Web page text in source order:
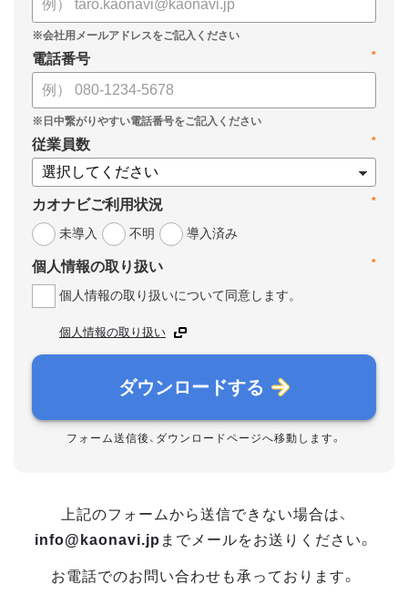
*
電話番号
*
従業員数
*
カオナビご利用状況
未導入
不明 導入済み
*
個人情報の取り扱い
個人情報の取り扱いについて同意します。
個人情報の取り扱い
ダウンロードする
フォーム送信後、ダウンロードページへ移動します。
上記のフォームから送信できない場合は、
info@kaonavi.jp までメールをお送りください。
お電話でのお問い合わせも承っております。